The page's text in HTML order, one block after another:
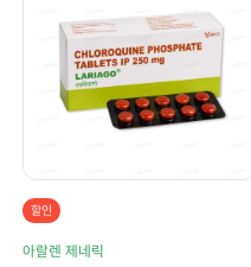
할인
아랄렌 제네릭